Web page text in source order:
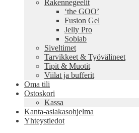
Rakennegeelit
‘the GOO’
Fusion Gel
Jelly Pro
Sobiab
Siveltimet
Tarvikkeet & Työvälineet
Tipit & Muotit
Viilat ja bufferit
Oma tili
Ostoskori
Kassa
Kanta-asiakasohjelma
Yhteystiedot